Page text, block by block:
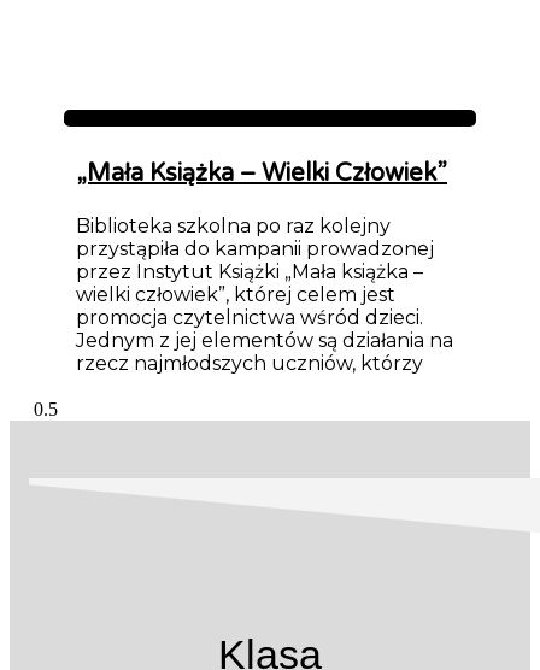
Aktualności
„Mała Książka – Wielki Człowiek”
Biblioteka szkolna po raz kolejny
przystąpiła do kampanii prowadzonej
przez Instytut Książki „Mała książka –
wielki człowiek”, której celem jest
promocja czytelnictwa wśród dzieci.
Jednym z jej elementów są działania na
rzecz najmłodszych uczniów, którzy
Klasa